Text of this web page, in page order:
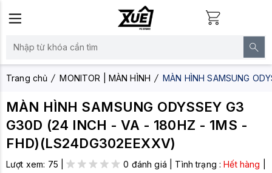
Trang chủ MONITOR | MÀN HÌNH MÀN HÌNH SAMSUNG
MÀN HÌNH SAMSUNG ODYSSEY G3
G30D (24 INCH - VA - 180HZ - 1MS -
FHD)(LS24DG302EEXXV)
Lượt xem: 75 | 0 đánh giá Tình trạng :Hết hàng